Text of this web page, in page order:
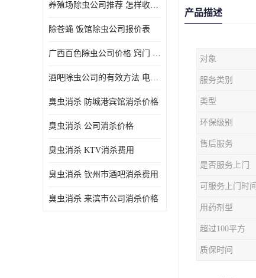
养殖场除虫公司推荐 怎样收费 除苍蝇
除苍蝇 饭馆除虫公司报价表
广西百色除虫公司价格 窍门 除蟑螂
酒吧除虫公司的有效方法 电话 除螨虫
臭虫消杀 防城港宾馆消杀价格
臭虫消杀 公司消杀价格
臭虫消杀 KTV消杀费用
臭虫消杀 钦州市酒吧消杀费用
臭虫消杀 来滨市公司消杀价格
产品描述
对象
服务类别
类型
环保级别
售后服务
是否服务上门
可服务上门时间
用药剂型
超过100平方
质保时间